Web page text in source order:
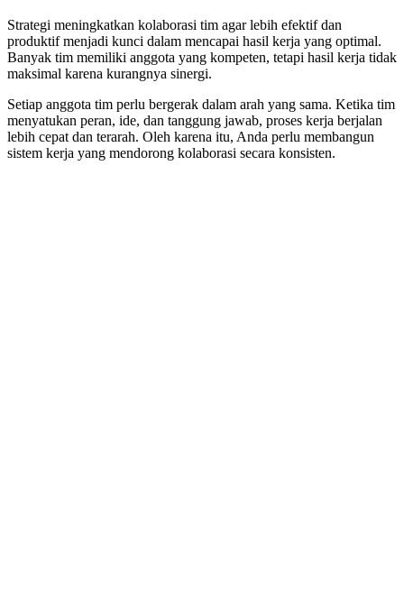
Strategi meningkatkan kolaborasi tim agar lebih efektif dan
produktif menjadi kunci dalam mencapai hasil kerja yang optimal.
Banyak tim memiliki anggota yang kompeten, tetapi hasil kerja tidak
maksimal karena kurangnya sinergi.
Setiap anggota tim perlu bergerak dalam arah yang sama. Ketika tim
menyatukan peran, ide, dan tanggung jawab, proses kerja berjalan
lebih cepat dan terarah. Oleh karena itu, Anda perlu membangun
sistem kerja yang mendorong kolaborasi secara konsisten.